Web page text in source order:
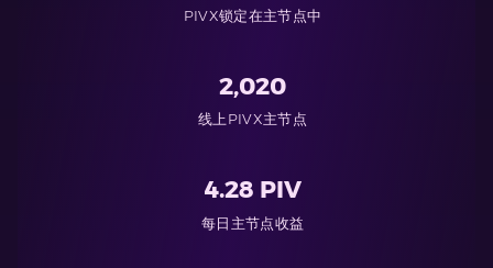
PIVX锁定在主节点中
2,020
线上PIVX主节点
4.28 PIV
每日主节点收益